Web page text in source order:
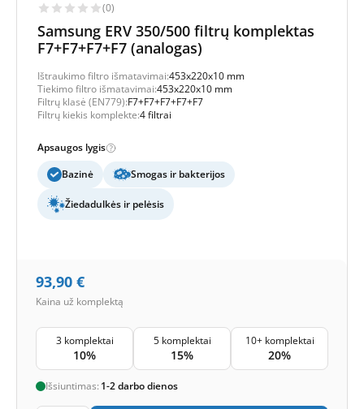
(0)
Samsung ERV 350/500 filtrų komplektas
F7+F7+F7+F7 (analogas)
Ištraukimo filtro išmatavimai:453x220x10 mm
Tiekimo filtro išmatavimai:453x220x10 mm
Filtrų klasė (EN779):F7+F7+F7+F7+F7
Filtrų kiekis komplekte:4 filtrai
Apsaugos lygis
Bazinė
Smogas ir bakterijos
Žiedadulkės ir pelėsis
93,90 €
Kaina už komplektą
3 komplektai
10%
5 komplektai
15%
10+ komplektai
20%
Išsiuntimas: 1-2 darbo dienos